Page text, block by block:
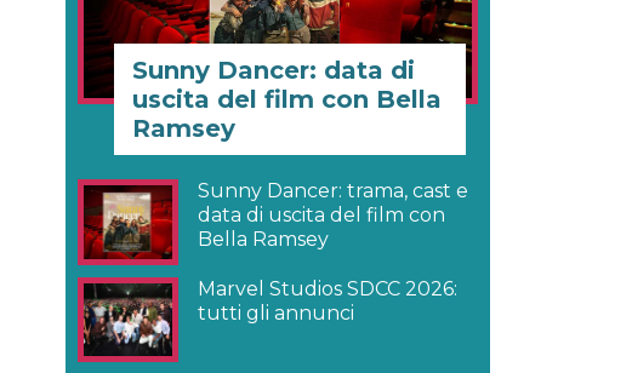
Sunny Dancer: data di
uscita del film con Bella
Ramsey
Sunny Dancer: trama, cast e
data di uscita del film con
Bella Ramsey
Marvel Studios SDCC 2026:
tutti gli annunci